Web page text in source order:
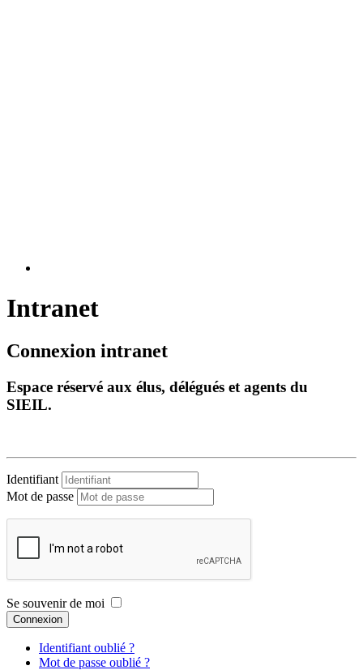
Intranet
Connexion intranet
Espace réservé aux élus, délégués et agents du
SIEIL.
Identifiant
Mot de passe
Se souvenir de moi
Connexion
Identifiant oublié ?
Mot de passe oublié ?